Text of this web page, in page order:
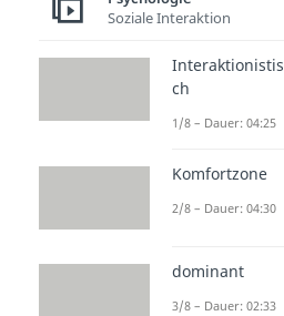
Soziale Interaktion
Interaktionistis
ch
1/8 – Dauer: 04:25
Komfortzone
2/8 – Dauer: 04:30
dominant
3/8 – Dauer: 02:33